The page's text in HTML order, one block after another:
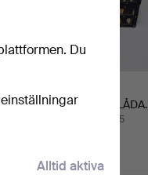
PIGGSVINSPINNSLÅDA.
Klubbades 29 nov 2025
Du
Alltid aktiva